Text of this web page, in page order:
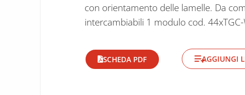
con orientamento delle lamelle. Da
intercambiabili 1 modulo cod. 44xTGC-
SCHEDA PDF AGGIUNGI